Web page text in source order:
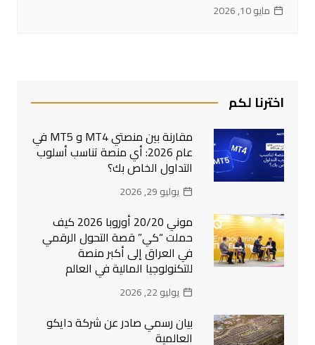
مايو 10, 2026
اخترنا لكم
مقارنة بين منصتي MT4 و MT5 في
عام 2026: أي منصة تناسب أسلوب
التداول الخاص بك؟
يوليو 29, 2026
موني 20/20 أوروبا 2026 كيف
حملت “كي” قصة التحول الرقمي
في العراق إلى أكبر منصة
للتكنولوجيا المالية في العالم
يوليو 22, 2026
بيان رسمي صادر عن شركة دايكو
العالمية